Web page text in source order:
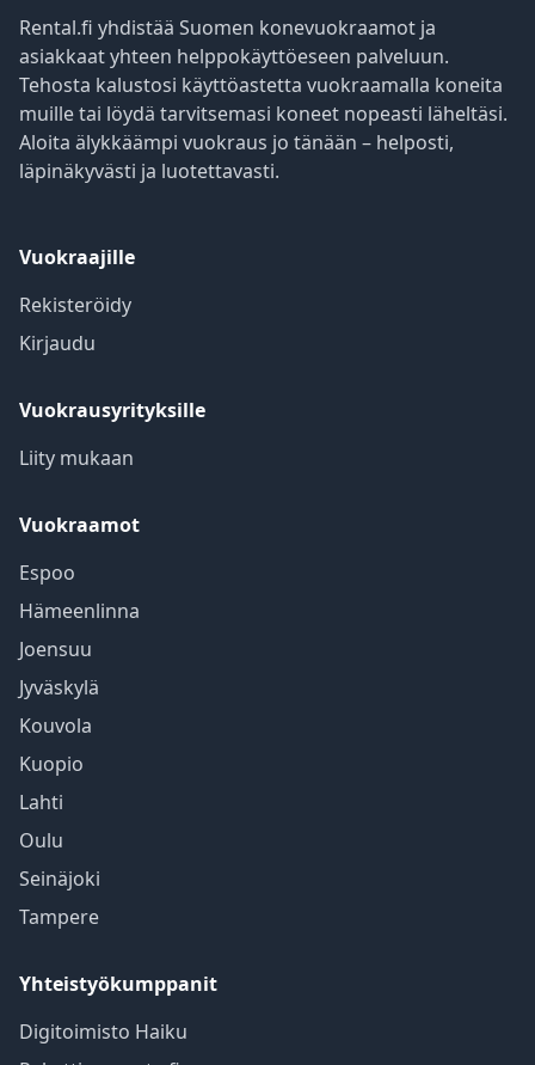
Rental.fi yhdistää Suomen konevuokraamot ja
asiakkaat yhteen helppokäyttöeseen palveluun.
Tehosta kalustosi käyttöastetta vuokraamalla koneita
muille tai löydä tarvitsemasi koneet nopeasti läheltäsi.
Aloita älykkäämpi vuokraus jo tänään – helposti,
läpinäkyvästi ja luotettavasti.
Vuokraajille
Rekisteröidy
Kirjaudu
Vuokrausyrityksille
Liity mukaan
Vuokraamot
Espoo
Hämeenlinna
Joensuu
Jyväskylä
Kouvola
Kuopio
Lahti
Oulu
Seinäjoki
Tampere
Yhteistyökumppanit
Digitoimisto Haiku